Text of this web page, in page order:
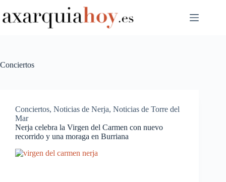
al
contenido
Conciertos
Conciertos, Noticias de Nerja, Noticias de Torre del
Mar
Nerja celebra la Virgen del Carmen con nuevo
recorrido y una moraga en Burriana